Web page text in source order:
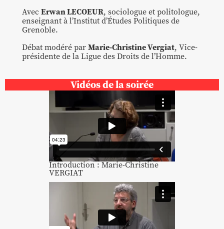
AvecErwan LECOEUR, sociologue et politologue,
enseignant à l’Institut d’Études Politiques de
Grenoble.
Débat modéré parMarie-Christine Vergiat, Vice-
présidente de la Ligue des Droits de l’Homme.
Vidéos de la soirée
Introduction : Marie-Christine
VERGIAT